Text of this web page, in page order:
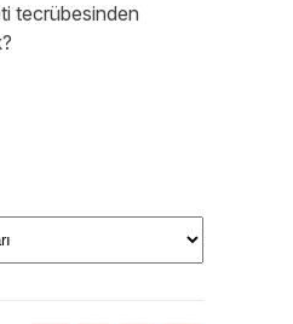
tecrübesinden